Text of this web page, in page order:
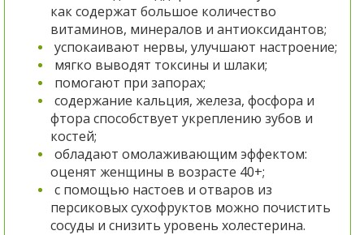
как содержат большое количество
витаминов, минералов и антиоксидантов;
успокаивают нервы, улучшают настроение;
мягко выводят токсины и шлаки;
помогают при запорах;
содержание кальция, железа, фосфора и
фтора способствует укреплению зубов и
костей;
обладают омолаживающим эффектом:
оценят женщины в возрасте 40+;
с помощью настоев и отваров из
персиковых сухофруктов можно почистить
сосуды и снизить уровень холестерина.